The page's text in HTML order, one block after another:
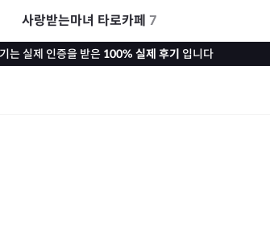
사랑받는마녀 타로카페 7
는 실제 인증을 받은 100% 실제 후기 입니다